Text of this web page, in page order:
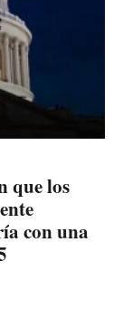
que los
con una